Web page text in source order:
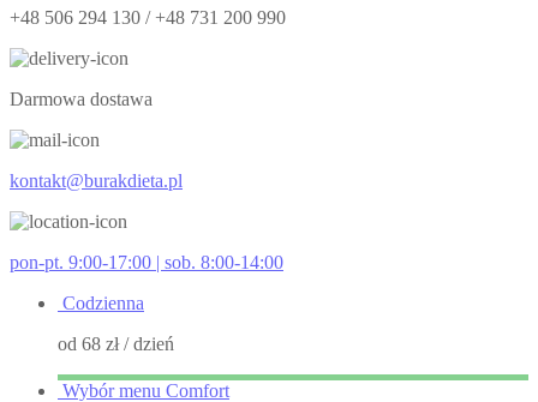
+48 506 294 130 / +48 731 200 990
Darmowa dostawa
kontakt@burakdieta.pl
pon-pt. 9:00-17:00 | sob. 8:00-14:00
Codzienna
od 68 zł/ dzień
Wybór menu Comfort